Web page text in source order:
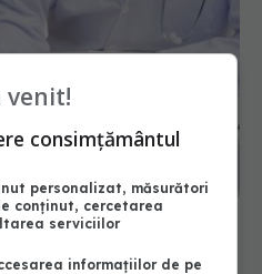
medicale pentru
Ce servicii oferă gratuit
venit!
consimțământul
personalizat, măsurători
conținut, cercetarea
serviciilor
informațiilor de pe